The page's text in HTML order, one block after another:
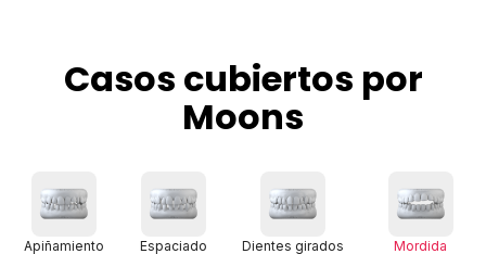
Casos cubiertos por
Moons
Apiñamiento Espaciado Dientes girados Mordida